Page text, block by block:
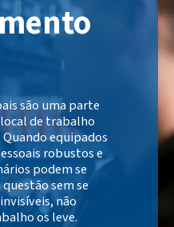
são uma parte
de trabalho
Quando equipados
robustos e
podem se
sem se
não
os leve.